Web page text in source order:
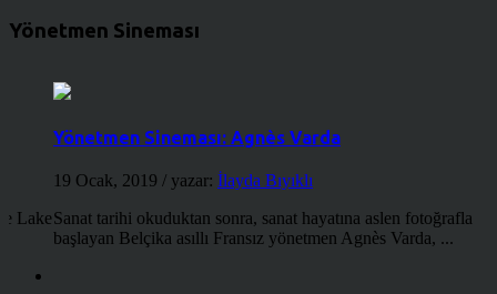
Yönetmen Sineması
Lake
Yönetmen Sineması: Agnès Varda
19 Ocak, 2019 / yazar: İlayda Bıyıklı
Sanat tarihi okuduktan sonra, sanat hayatına aslen fotoğrafla
başlayan Belçika asıllı Fransız yönetmen Agnès Varda, ...